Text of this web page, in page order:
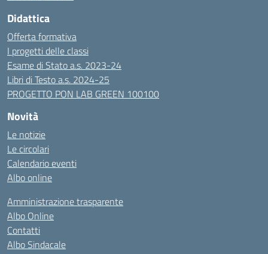
Didattica
Offerta formativa
I progetti delle classi
Esame di Stato a.s. 2023-24
Libri di Testo a.s. 2024-25
PROGETTO PON LAB GREEN 100100
Novità
Le notizie
Le circolari
Calendario eventi
Albo online
Amministrazione trasparente
Albo Online
Contatti
Albo Sindacale